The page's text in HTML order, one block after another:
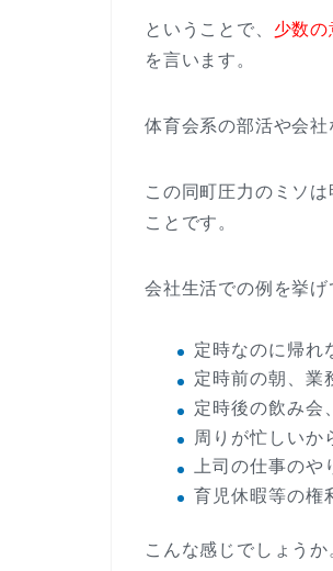
ということで、 少数
を言います。
体育会系の部活や会社
この同町圧力のミソ
ことです。
会社生活での例を挙げ
定時なのに帰れ
定時前の朝、業
定時後の飲み会
周りが忙しいか
上司の仕事の
育児休暇等の権
こんな感じでしょう